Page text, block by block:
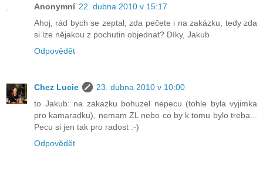
Anonymní 22. dubna 2010 v 15:17
Ahoj, rád bych se zeptal, zda pečete i na zakázku, tedy zda
si lze nějakou z pochutin objednat? Díky, Jakub
Odpovědět
Chez Lucie
23. dubna 2010 v 10:00
to Jakub: na zakazku bohuzel nepecu (tohle byla vyjimka
pro kamaradku), nemam ZL nebo co by k tomu bylo treba...
Pecu si jen tak pro radost :-)
Odpovědět